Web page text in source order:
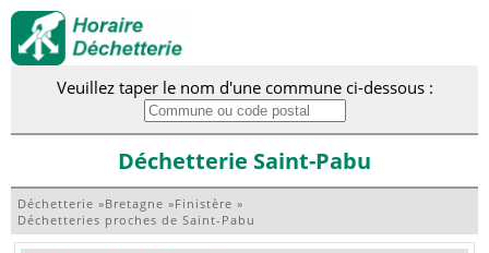
Veuillez taper le nom d'une commune ci-dessous :
Déchetterie Saint-Pabu
Déchetterie »Bretagne »Finistère »
Déchetteries proches de Saint-Pabu